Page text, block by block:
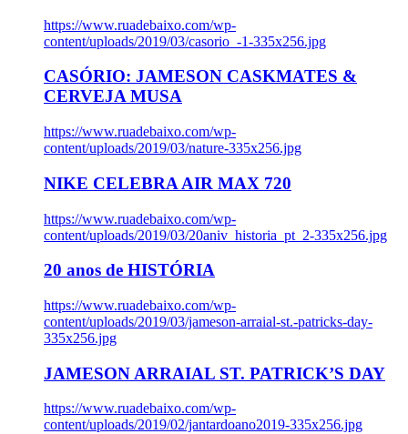
https://www.ruadebaixo.com/wp-
content/uploads/2019/03/casorio_-1-335x256.jpg
CASÓRIO: JAMESON CASKMATES &
CERVEJA MUSA
https://www.ruadebaixo.com/wp-
content/uploads/2019/03/nature-335x256.jpg
NIKE CELEBRA AIR MAX 720
https://www.ruadebaixo.com/wp-
content/uploads/2019/03/20aniv_historia_pt_2-335x256.jpg
20 anos de HISTÓRIA
https://www.ruadebaixo.com/wp-
content/uploads/2019/03/jameson-arraial-st.-patricks-day-
335x256.jpg
JAMESON ARRAIAL ST. PATRICK’S DAY
https://www.ruadebaixo.com/wp-
content/uploads/2019/02/jantardoano2019-335x256.jpg